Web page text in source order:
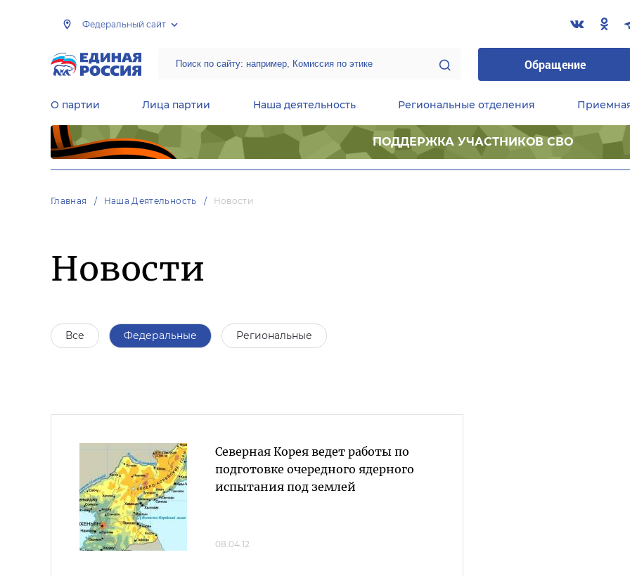
Федеральный сайт
Обращение
О партии Лица партии Наша деятельность Региональные отделения
ПОДДЕРЖКА УЧАСТНИКОВ СВО
Главная Наша Деятельность Новости
Новости
Все Федеральные Региональные
Северная Корея ведет работы по
подготовке очередного ядерного
испытания под землей
08.04.12